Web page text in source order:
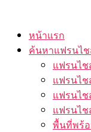
content
หน้าแรก
ค้นหาแฟรนไ
แฟรนไ
แฟรนไ
แฟรนไช
แฟรนไ
พื้นที่พร้